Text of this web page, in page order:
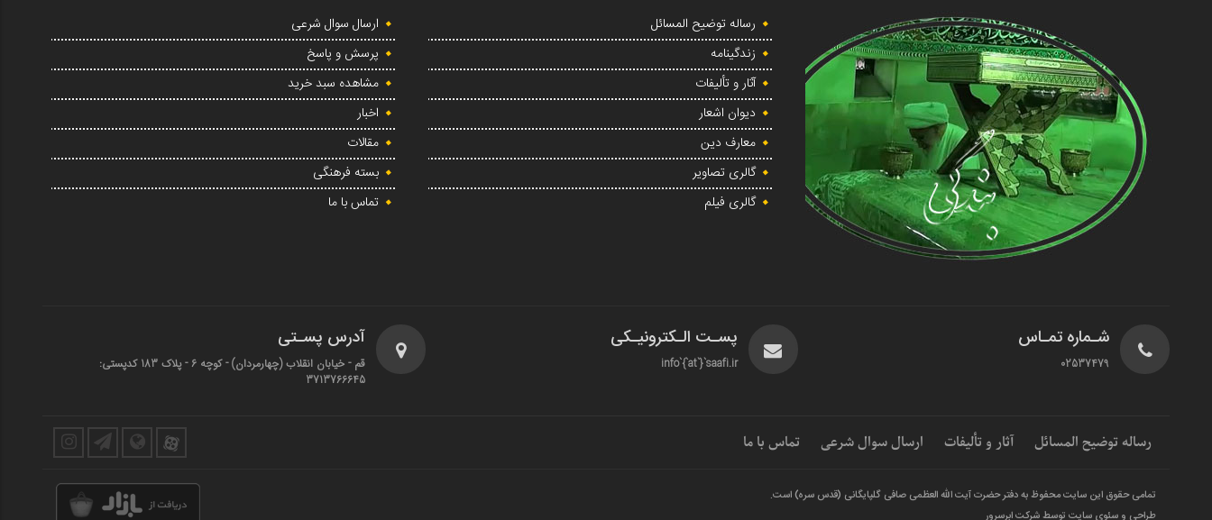
رساله توضیح المسائل
زندگینامه
آثار و تألیفات
دیوان اشعار
معارف دین
گالری تصاویر
گالری فیلم
ارسال سوال شرعی
پرسش و پاسخ
مشاهده سبد خرید
اخبار
مقالات
بسته فرهنگی
تماس با ما
شـماره تمـاس
02537479
پسـت الـکترونیـکی
info`{`at`}`saafi.ir
آدرس پسـتی
قم - خیابان انقلاب (چهارمردان)‌ - کوچه 6 - پلاک 183 کدپستی:
3713766645
رساله توضیح المسائل آثار و تألیفات ارسال سوال شرعی تماس با ما
تمامی حقوق این سایت محفوظ به دفتر حضرت آیت الله العظمی صافی گلپایگانی (قدس سره) است.
طراحی و سئوی سایت توسط شرکت ابرسرور